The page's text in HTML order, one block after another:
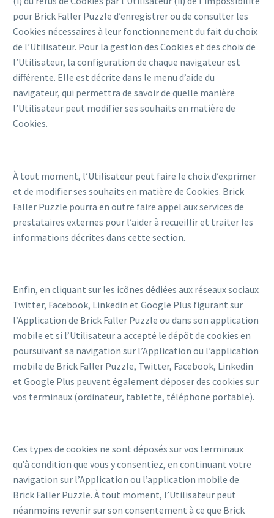
pour Brick Faller Puzzle d’enregistrer ou de consulter les
Cookies nécessaires à leur fonctionnement du fait du choix
de l’Utilisateur. Pour la gestion des Cookies et des choix de
l’Utilisateur, la configuration de chaque navigateur est
différente. Elle est décrite dans le menu d’aide du
navigateur, qui permettra de savoir de quelle manière
l’Utilisateur peut modifier ses souhaits en matière de
Cookies.
À tout moment, l’Utilisateur peut faire le choix d’exprimer
et de modifier ses souhaits en matière de Cookies. Brick
Faller Puzzle pourra en outre faire appel aux services de
prestataires externes pour l’aider à recueillir et traiter les
informations décrites dans cette section.
Enfin, en cliquant sur les icônes dédiées aux réseaux sociaux
Twitter, Facebook, Linkedin et Google Plus figurant sur
l’Application de Brick Faller Puzzle ou dans son application
mobile et si l’Utilisateur a accepté le dépôt de cookies en
poursuivant sa navigation sur l’Application ou l’application
mobile de Brick Faller Puzzle, Twitter, Facebook, Linkedin
et Google Plus peuvent également déposer des cookies sur
vos terminaux (ordinateur, tablette, téléphone portable).
Ces types de cookies ne sont déposés sur vos terminaux
qu’à condition que vous y consentiez, en continuant votre
navigation sur l’Application ou l’application mobile de
Brick Faller Puzzle. À tout moment, l’Utilisateur peut
néanmoins revenir sur son consentement à ce que Brick